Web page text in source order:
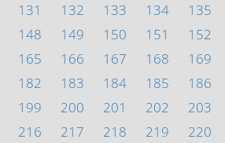
131 132 133 134 135
148 149 150 151 152
165 166 167 168 169
182 183 184 185 186
199 200 201 202 203
216 217 218 219 220